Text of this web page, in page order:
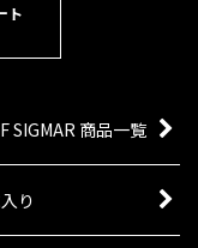
ト
SIGMAR 商品一覧
り